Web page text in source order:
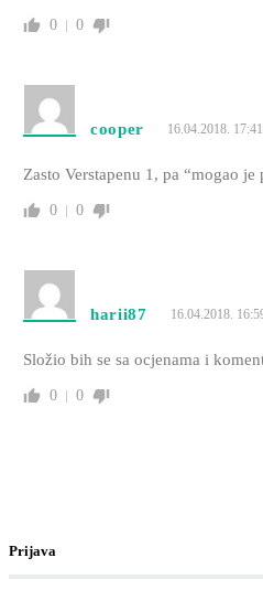
0 0
cooper 16.04.2018. 17:41
Zasto Verstapenu 1, pa “mogao
0 0
harii87 16.04.2018.
Složio bih se sa ocjenama i
0 0
Prijava